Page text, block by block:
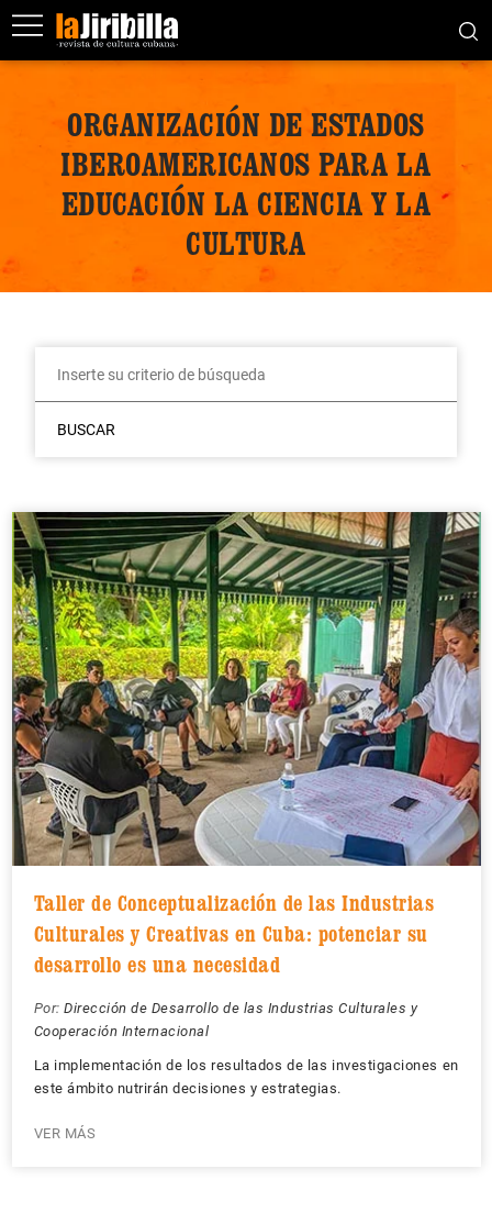
ORGANIZACIÓN DE ESTADOS
IBEROAMERICANOS PARA LA
EDUCACIÓN LA CIENCIA Y LA
CULTURA
BUSCAR
Taller de Conceptualización de las Industrias
Culturales y Creativas en Cuba: potenciar su
desarrollo es una necesidad
Por: Dirección de Desarrollo de las Industrias Culturales y
Cooperación Internacional
La implementación de los resultados de las investigaciones en
este ámbito nutrirán decisiones y estrategias.
VER MÁS